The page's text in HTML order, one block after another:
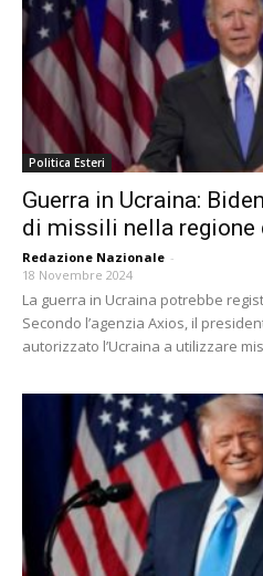
Politica Esteri
Guerra in Ucraina:
di missili nella regione
Redazione Nazionale -
18 Novembre 2024
La guerra in Ucraina potrebbe
Secondo l’agenzia Axios, il
autorizzato l’Ucraina a utilizzare